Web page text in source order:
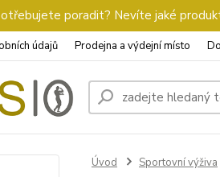
poradit? Nevíte jaké
údajů Prodejna a výdejní místo
Úvod Sportovní výživa